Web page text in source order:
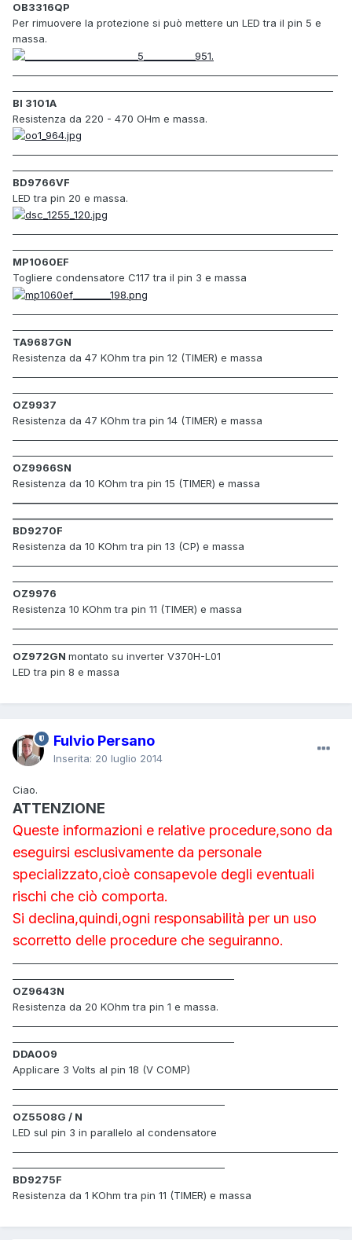
OB3316QP
Per rimuovere la protezione si può mettere un LED tra il pin 5 e
massa.
BI 3101A
Resistenza da 220 - 470 OHm e massa.
BD9766VF
LED tra pin 20 e massa.
MP1060EF
Togliere condensatore C117 tra il pin 3 e massa
TA9687GN
Resistenza da 47 KOhm tra pin 12 (TIMER) e massa
OZ9937
Resistenza da 47 KOhm tra pin 14 (TIMER) e massa
OZ9966SN
Resistenza da 10 KOhm tra pin 15 (TIMER) e massa
BD9270F
Resistenza da 10 KOhm tra pin 13 (CP) e massa
OZ9976
Resistenza 10 KOhm tra pin 11 (TIMER) e massa
OZ972GN montato su inverter V370H-L01
LED tra pin 8 e massa
Fulvio Persano
Inserita: 20 luglio 2014
Ciao.
ATTENZIONE
Queste informazioni e relative procedure,sono da
eseguirsi esclusivamente da personale
specializzato,cioè consapevole degli eventuali
rischi che ciò comporta.
Si declina,quindi,ogni responsabilità per un uso
scorretto delle procedure che seguiranno.
OZ9643N
Resistenza da 20 KOhm tra pin 1 e massa.
DDA009
Applicare 3 Volts al pin 18 (V COMP)
OZ5508G / N
LED sul pin 3 in parallelo al condensatore
BD9275F
Resistenza da 1 KOhm tra pin 11 (TIMER) e massa